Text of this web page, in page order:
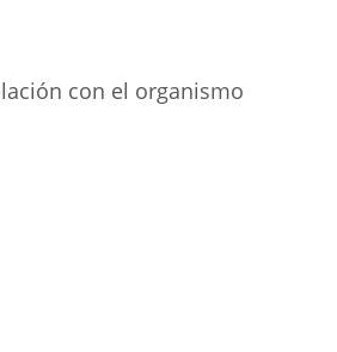
con el organismo